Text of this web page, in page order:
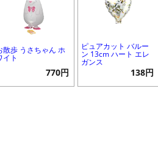
散歩 うさちゃん ホ
イト
770円
ピュアカット バルー
ン 13cm ハート エレ
ガンス
138円